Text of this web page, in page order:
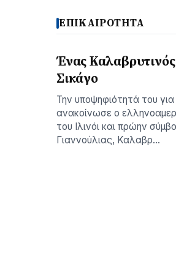
ΕΠΙΚΑΙΡΟΤΗΤΑ
Ένας
Σικάγο
Την υποψηφιότητά του
ανακοίνωσε ο
του Ιλινόι και πρώην
Γιαννούλιας, Καλαβρ…